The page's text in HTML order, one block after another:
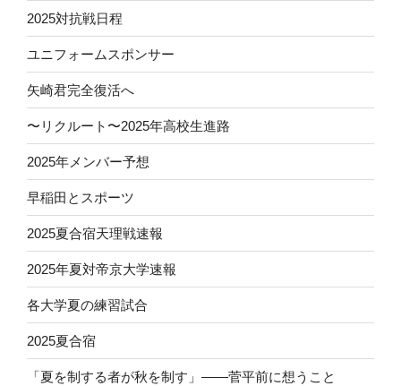
2025対抗戦日程
ユニフォームスポンサー
矢崎君完全復活へ
〜リクルート〜2025年高校生進路
2025年メンバー予想
早稲田とスポーツ
2025夏合宿天理戦速報
2025年夏対帝京大学速報
各大学夏の練習試合
2025夏合宿
「夏を制する者が秋を制す」——菅平前に想うこと